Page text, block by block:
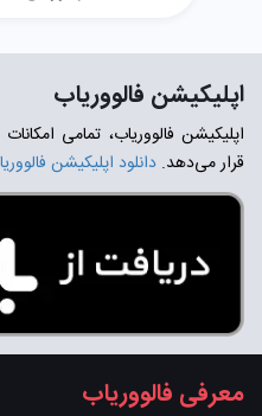
اپلیکیشن فالووریاب
اپلیکیشن فالووریاب، تمامی
قرار می‌دهد. دانلود اپلیکیشن
معرفی فالووریاب